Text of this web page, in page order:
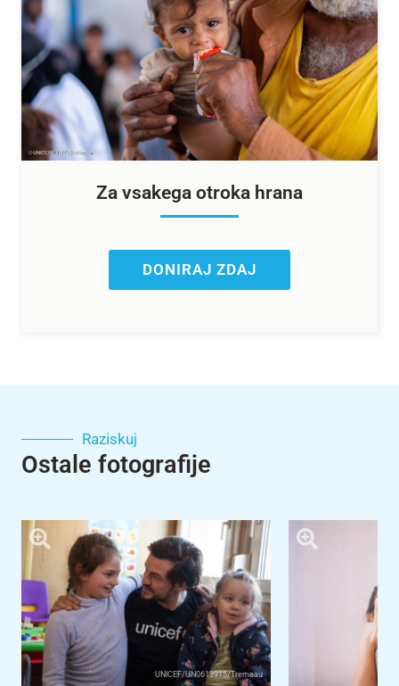
Za vsakega otroka hrana
DONIRAJ ZDAJ
Raziskuj
Ostale fotografije
UNICEF/UN0613915/Tremeau